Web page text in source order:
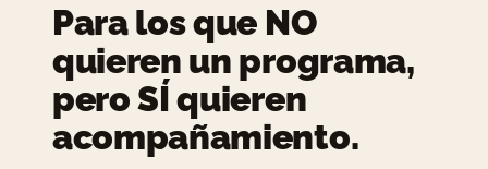
Para los que NO
quieren un programa,
pero SÍ quieren
acompañamiento.